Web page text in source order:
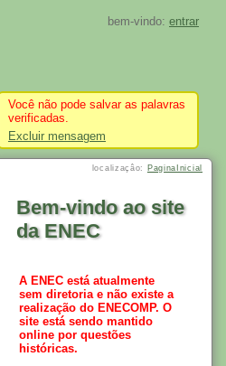
bem-vindo: entrar
Você não pode salvar as palavras
verificadas.
Excluir mensagem
localizaçâo: PaginaInicial
Bem-vindo ao site
da ENEC
A ENEC está atualmente
sem diretoria e não existe a
realização do ENECOMP. O
site está sendo mantido
online por questões
históricas.